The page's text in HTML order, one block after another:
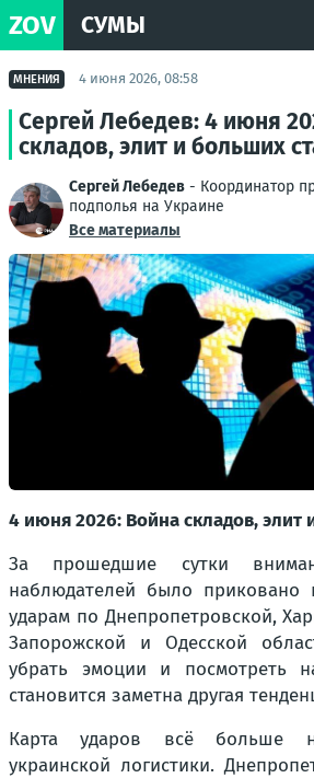
ZOV СУМЫ
МНЕНИЯ 4 июня 2026, 08:58
Сергей Лебедев: 4 июня
складов, элит и больших
Сергей Лебедев - Координатор
подполья на Украине
Все материалы
4 июня 2026: Война складов, элит
За прошедшие сутки
наблюдателей было приковано
ударам по Днепропетровской,
Запорожской и Одесской
убрать эмоции и посмотреть
становится заметна другая
Карта ударов всё больше
украинской логистики.